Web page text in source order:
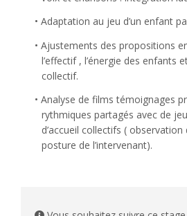
Adaptation au jeu d’un enfant
Ajustements des propositions
l’effectif , l’énergie des enfants
collectif.
Analyse de films témoignages
rythmiques partagés avec de
d’accueil collectifs (
posture de l’intervenant).